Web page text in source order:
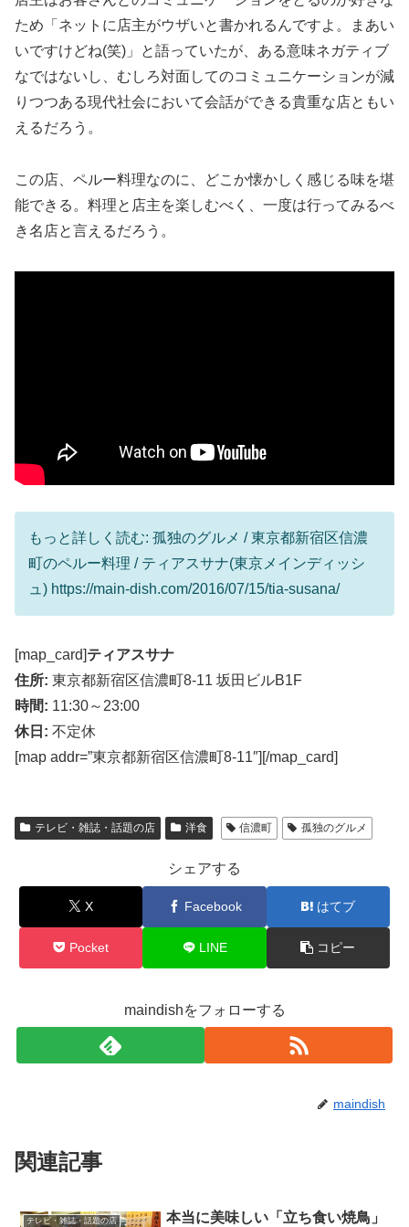
ため「ネットに店主がウザいと書かれるんですよ。まあい
いですけどね(笑)」と語っていたが、ある意味ネガティブ
なではないし、むしろ対面してのコミュニケーションが減
りつつある現代社会において会話ができる貴重な店ともい
えるだろう。
この店、ペルー料理なのに、どこか懐かしく感じる味を堪
能できる。料理と店主を楽しむべく、一度は行ってみるべ
き名店と言えるだろう。
もっと詳しく読む: 孤独のグルメ / 東京都新宿区信濃
町のペルー料理 / ティアスサナ(東京メインディッシ
ュ) https://main-dish.com/2016/07/15/tia-susana/
[map_card]ティアスサナ
住所: 東京都新宿区信濃町8-11 坂田ビルB1F
時間: 11:30～23:00
休日: 不定休
[map addr=”東京都新宿区信濃町8-11″][/map_card]
テレビ・雑誌・話題の店 洋食 信濃町 孤独のグルメ
シェアする
X Facebook はてブ
Pocket LINE コピー
maindishをフォローする
maindish
関連記事
テレビ・雑誌・話題の店
本当に美味しい「立ち食い焼鳥」